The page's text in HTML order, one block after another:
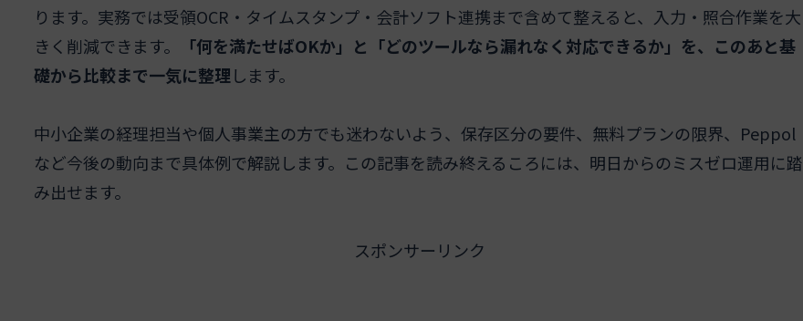
ります。実務では受領OCR・タイムスタンプ・会計ソフト連携まで含めて整えると、入力・照合作業を大
きく削減できます。
「何を満たせばOKか」と「どのツールなら漏れなく対応できるか」を、このあと基
礎から比較まで一気に整理します。
中小企業の経理担当や個人事業主の方でも迷わないよう、保存区分の要件、無料プランの限界、Peppol
など今後の動向まで具体例で解説します。この記事を読み終えるころには、明日からのミスゼロ運用に踏
み出せます。
スポンサーリンク